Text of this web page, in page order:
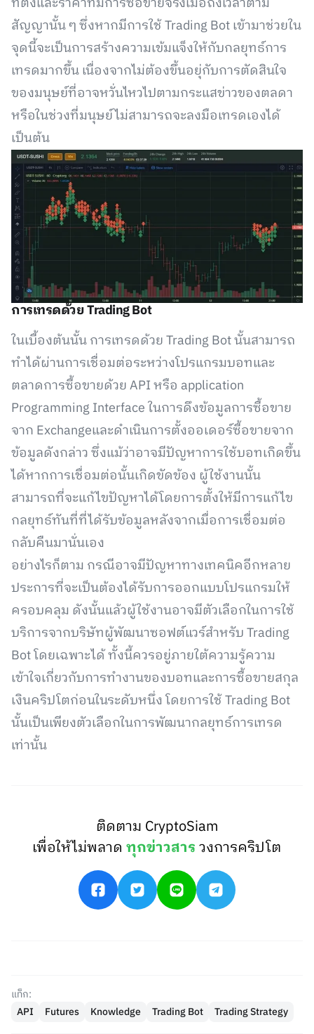
สัญญานั้น ๆ ซึ่งหากมีการใช้ Trading Bot เข้ามาช่วยใน
จุดนี้จะเป็นการสร้างความเข้มแจ็งให้กับกลยุทธ์การ
เทรดมากขึ้น เนื่องจากไม่ต้องขึ้นอยุ่กับการตัดสินใจ
ของมนุษย์ที่อาจหวั่นไหวไปตามกระแสข่าวของตลดา
หรือในช่วงที่มนุษย์ไม่สามารถจะลงมือเทรดเองได้
เป็นต้น
การเทรดด้วย Trading Bot
ในเบื้องต้นนั้น การเทรดด้วย Trading Bot นั้นสามารถ
ทำได้ผ่านการเชื่อมต่อระหว่างโปรแกรมบอทและ
ตลาดการซื้อขายด้วย API หรือ application
Programming Interface ในการดึงข้อมูลการซื้อขาย
จาก Exchangeและดำเนินการตั้งออเดอร์ซื้อขายจาก
ข้อมูลดังกล่าว ซึ่งแม้ว่าอาจมีปัญหาการใช้บอทเกิดขึ้น
ได้หากการเชื่อมต่อนั้นเกิดขัดข้อง ผู้ใช้งานนั้น
สามารถที่จะแก้ไขปัญหาได้โดยการตั้งให้มีการแก้ไข
กลยุทธ์ทันที่ที่ได้รับข้อมูลหลังจากเมื่อการเชื่อมต่อ
กลับคืนมานั่นเอง
อย่างไรก็ตาม กรณีอาจมีปัญหาทางเทคนิคอีกหลาย
ประการที่จะเป็นต้องได้รับการออกแบบโปรแกรมให้
ครอบคลุม ดังนั้นแล้วผู้ใช้งานอาจมีตัวเลือกในการใช้
บริการจากบริษัทผู้พัฒนาซอฟต์แวร์สำหรับ Trading
Bot โดยเฉพาะได้ ทั้งนี้ควรอยู่ภายใต้ความรู้ความ
เข้าใจเกี่ยวกับการทำงานของบอทและการซื้อขายสกุล
เงินคริปโตก่อนในระดับหนึ่ง โดยการใช้ Trading Bot
นั้นเป็นเพียงตัวเลือกในการพัฒนากลยุทธ์การเทรด
เท่านั้น
ติดตาม CryptoSiam
เพื่อให้ไม่พลาดทุกข่าวสารวงการคริปโต
แท็ก:
API
Futures Knowledge Trading Bot Trading Strategy